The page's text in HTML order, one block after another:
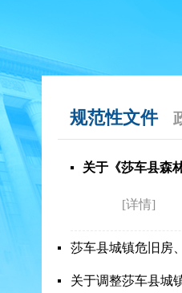
规范性文件
[详情]
莎车县城镇危旧房
关于调整莎车县城